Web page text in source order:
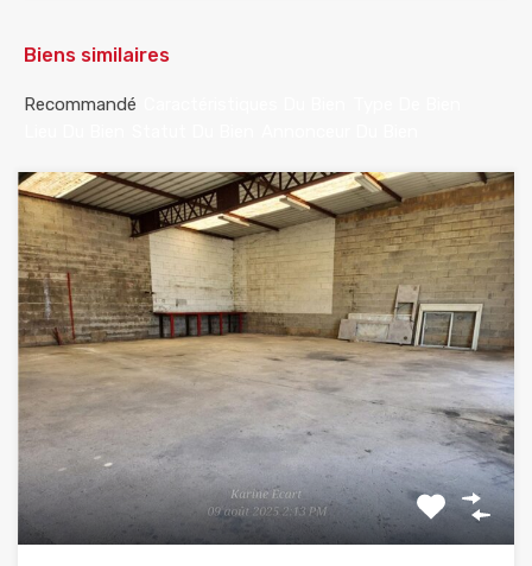
Biens similaires
Recommandé